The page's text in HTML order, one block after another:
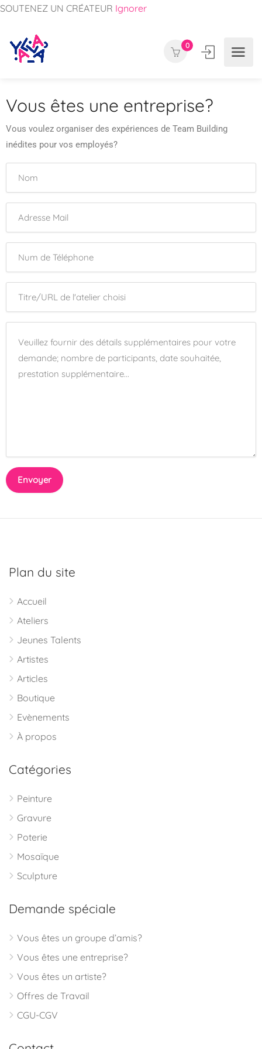
SOUTENEZ UN CRÉATEUR Ignorer
0
Vous êtes une entreprise?
Vous voulez organiser des expériences de Team Building
inédites pour vos employés?
Plan du site
Accueil
Ateliers
Jeunes Talents
Artistes
Articles
Boutique
Evènements
À propos
Catégories
Peinture
Gravure
Poterie
Mosaïque
Sculpture
Demande spéciale
Vous êtes un groupe d’amis?
Vous êtes une entreprise?
Vous êtes un artiste?
Offres de Travail
CGU-CGV